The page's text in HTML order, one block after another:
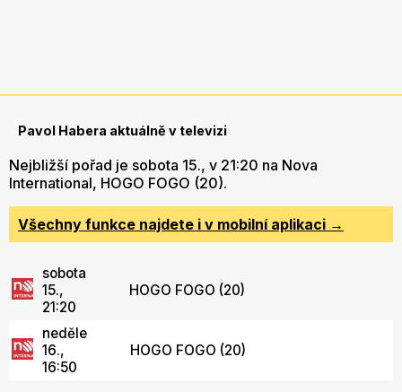
Pavol Habera aktuálně v televizi
Nejbližší pořad je sobota 15., v 21:20 na Nova
International, HOGO FOGO (20).
Všechny funkce najdete i v mobilní aplikaci →
sobota
15.,
21:20
HOGO FOGO (20)
neděle
16.,
16:50
HOGO FOGO (20)